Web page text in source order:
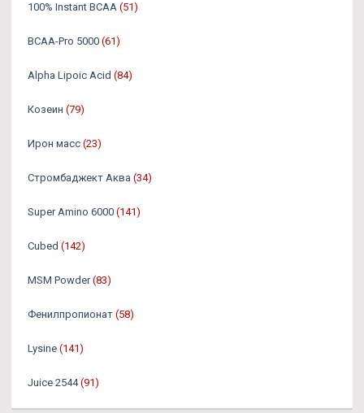
100% Instant BCAA (51)
BCAA-Pro 5000 (61)
Alpha Lipoic Acid (84)
Козеин (79)
Ирон масс (23)
Стромбаджект Аква (34)
Super Amino 6000 (141)
Cubed (142)
MSM Powder (83)
Фенилпропионат (58)
Lysine (141)
Juice 2544 (91)